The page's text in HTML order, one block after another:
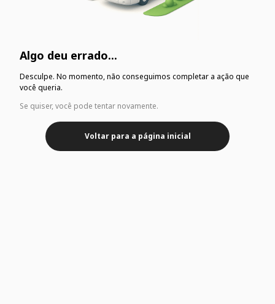
Algo deu errado...
Desculpe. No momento, não conseguimos completar a ação que
você queria.
Se quiser, você pode tentar novamente.
Voltar para a página inicial